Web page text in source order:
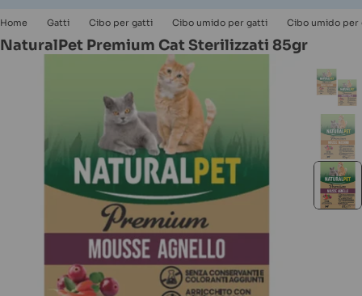
Home Gatti Cibo per gatti Cibo umido per gatti Cibo umido per
NaturalPet Premium Cat Sterilizzati 85gr
supporto 2 in modalità modale